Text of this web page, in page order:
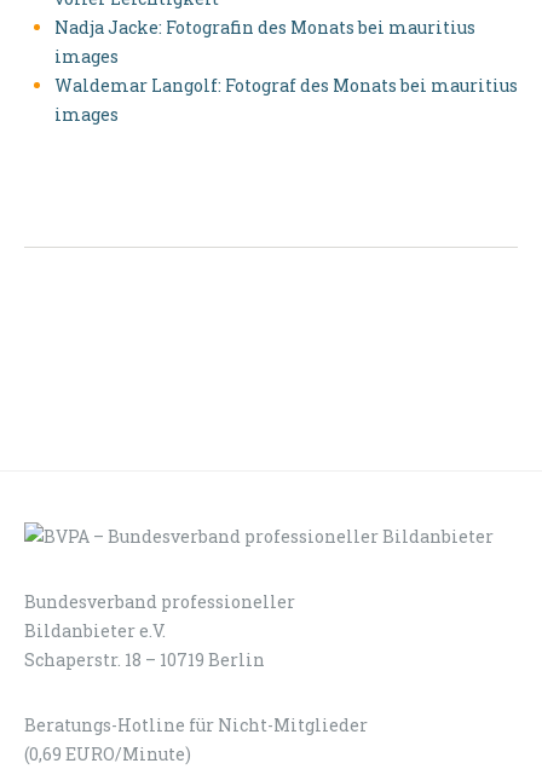
Nadja Jacke: Fotografin des Monats bei mauritius
images
Waldemar Langolf: Fotograf des Monats bei mauritius
images
Bundesverband professioneller
Bildanbieter e.V.
Schaperstr. 18 – 10719 Berlin
Beratungs-Hotline für Nicht-Mitglieder
(0,69 EURO/Minute)